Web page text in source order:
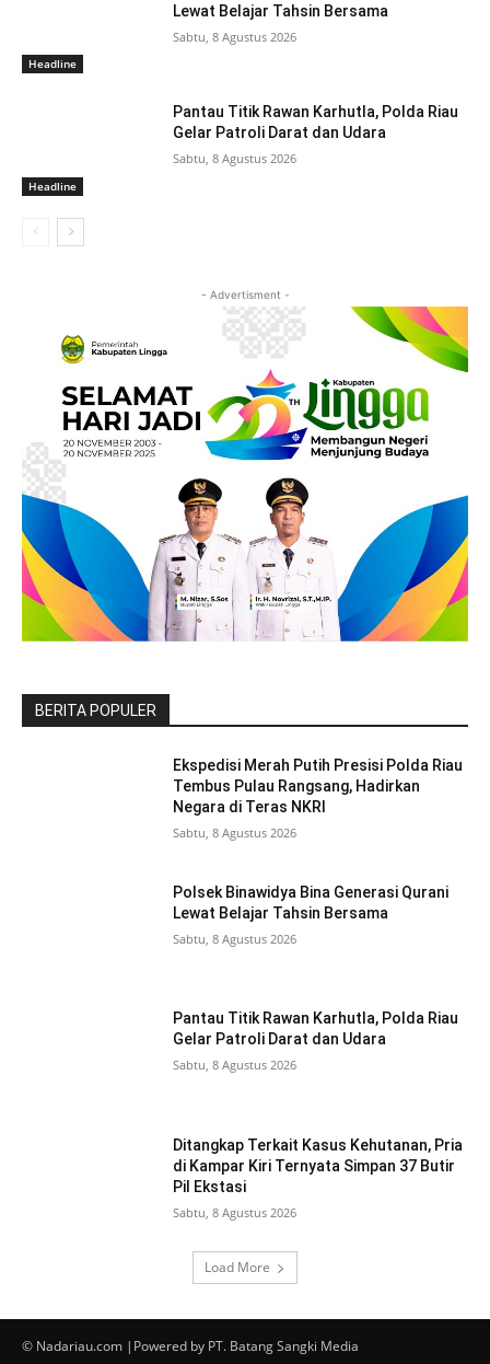
Headline
Lewat Belajar Tahsin Bersama
Sabtu, 8 Agustus 2026
Headline
Pantau Titik Rawan Karhutla, Polda Riau
Gelar Patroli Darat dan Udara
Sabtu, 8 Agustus 2026
- Advertisment -
BERITA POPULER
Ekspedisi Merah Putih Presisi Polda Riau
Tembus Pulau Rangsang, Hadirkan
Negara di Teras NKRI
Sabtu, 8 Agustus 2026
Polsek Binawidya Bina Generasi Qurani
Lewat Belajar Tahsin Bersama
Sabtu, 8 Agustus 2026
Pantau Titik Rawan Karhutla, Polda Riau
Gelar Patroli Darat dan Udara
Sabtu, 8 Agustus 2026
Ditangkap Terkait Kasus Kehutanan, Pria
di Kampar Kiri Ternyata Simpan 37 Butir
Pil Ekstasi
Sabtu, 8 Agustus 2026
Load More
© Nadariau.com |Powered by PT. Batang Sangki Media